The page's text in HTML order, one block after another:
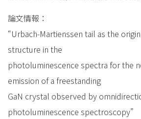
論文情報：
“Urbach-Martienssen tail as the
structure in the
photoluminescence spectra for the
emission of a freestanding
GaN crystal observed by
photoluminescence spectroscopy”